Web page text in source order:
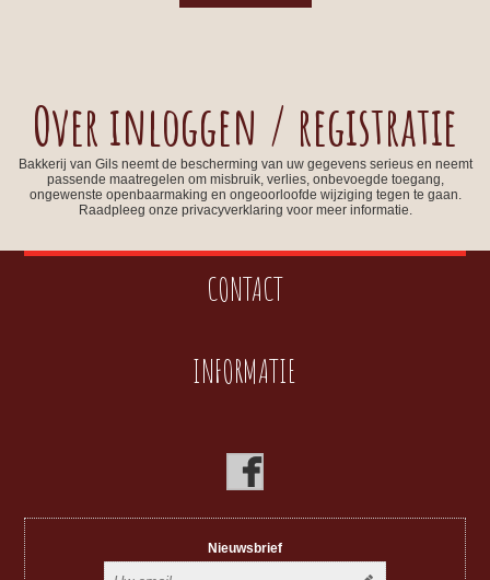
Over inloggen / registratie
Bakkerij van Gils neemt de bescherming van uw gegevens serieus en neemt
passende maatregelen om misbruik, verlies, onbevoegde toegang,
ongewenste openbaarmaking en ongeoorloofde wijziging tegen te gaan.
Raadpleeg onze privacyverklaring voor meer informatie.
CONTACT
INFORMATIE
Nieuwsbrief